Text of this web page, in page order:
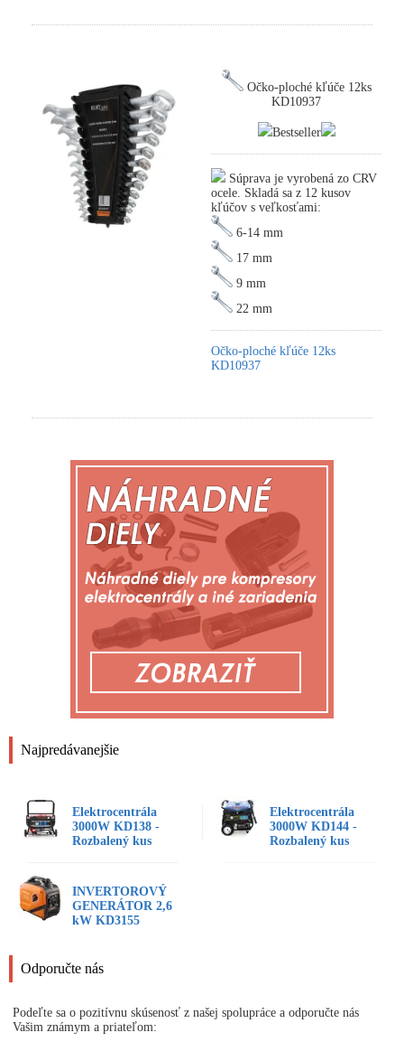
Najpredávanejšie
Elektrocentrála
3000W KD138 -
Rozbalený kus
Elektrocentrála
3000W KD144 -
Rozbalený kus
INVERTOROVÝ
GENERÁTOR 2,6
kW KD3155
Odporučte nás
Podeľte sa o pozitívnu skúsenosť z našej spolupráce a odporučte nás
Vašim známym a priateľom:
Očko-ploché kľúče 12ks
KD10937
Bestseller
Súprava je vyrobená zo CRV
ocele. Skladá sa z 12 kusov
kľúčov s veľkosťami:
6-14 mm
17 mm
9 mm
22 mm
Očko-ploché kľúče 12ks
KD10937